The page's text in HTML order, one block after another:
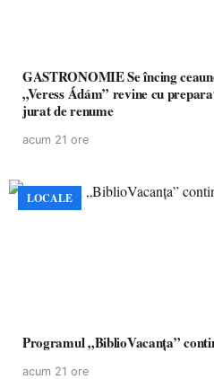
GASTRONOMIE Se încing ceaunele la Satu Mare! Concursul
„Veress Ádám” revine cu
jurat de renume
acum 21 ore
LOCALE
Programul „BiblioVacanța”
acum 21 ore